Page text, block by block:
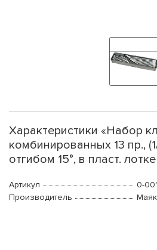
Характеристики «Набор
комбинированных 13 пр.,
отгибом 15°, в пласт.
Артикул
0-
Производитель
Маяк